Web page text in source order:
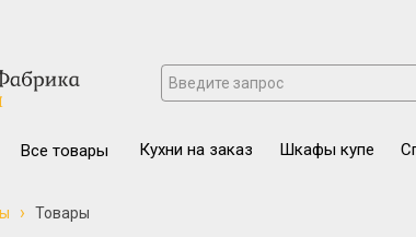
Кухни на заказ
Шкафы купе
Все товары
› Товары